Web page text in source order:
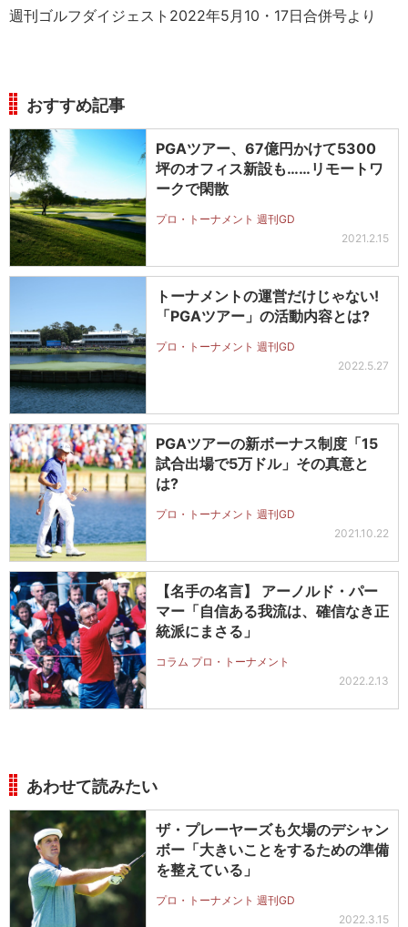
週刊ゴルフダイジェスト2022年5月10・17日合併号より
おすすめ記事
PGAツアー、67億円かけて5300
坪のオフィス新設も……リモートワ
ークで閑散
プロ・トーナメント 週刊GD
2021.2.15
トーナメントの運営だけじゃない!
「PGAツアー」の活動内容とは?
プロ・トーナメント 週刊GD
2022.5.27
PGAツアーの新ボーナス制度「15
試合出場で5万ドル」その真意と
は?
プロ・トーナメント 週刊GD
2021.10.22
【名手の名言】 アーノルド・パー
マー「自信ある我流は、確信なき正
統派にまさる」
コラム プロ・トーナメント
2022.2.13
あわせて読みたい
ザ・プレーヤーズも欠場のデシャン
ボー「大きいことをするための準備
を整えている」
プロ・トーナメント 週刊GD
2022.3.15